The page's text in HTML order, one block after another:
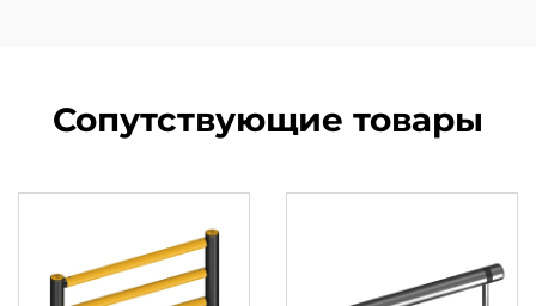
Сопутствующие товары